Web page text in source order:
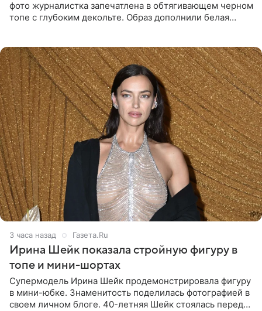
фото журналистка запечатлена в обтягивающем черном
топе с глубоким декольте. Образ дополнили белая
3 часа назад Газета.Ru
Ирина Шейк показала стройную фигуру в
топе и мини-шортах
Супермодель Ирина Шейк продемонстрировала фигуру
в мини-юбке. Знаменитость поделилась фотографией в
своем личном блоге. 40-летняя Шейк стоялась перед